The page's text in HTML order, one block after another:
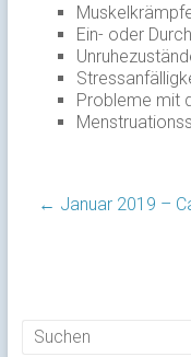
Ein- oder
Probleme mit
← Januar 2019 –